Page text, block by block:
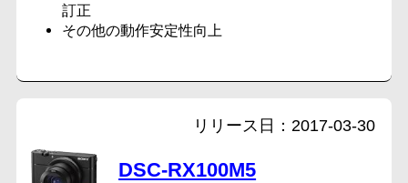
訂正
その他の動作安定性向上
DSC-RX100M5
2017-03-30